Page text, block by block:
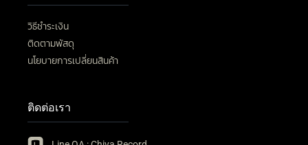
วิธีชำระเงิน
ติดตามพัสดุ
นโยบายการเปลี่ยนสินค้า
ติดต่อเรา